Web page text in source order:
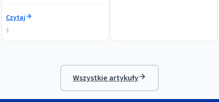
Czytaj
3
Wszystkie artykuły